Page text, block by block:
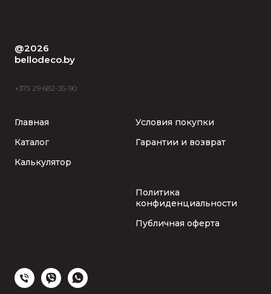
@2026
bellodeco.by
+375 29 682-35-90
Главная
Каталог
Калькулятор
Условия покупки
Гарантии и возврат
Политика
конфиденциальности
Публичная оферта